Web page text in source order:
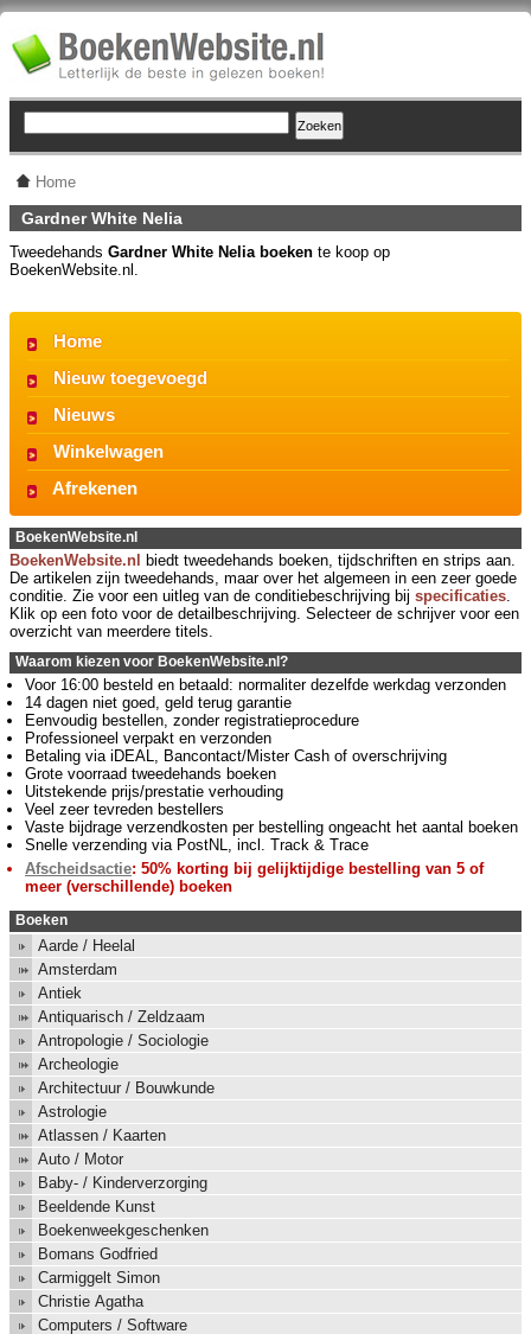
Home
Gardner White Nelia
Tweedehands Gardner White Nelia boeken te koop op
BoekenWebsite.nl.
Home
Nieuw toegevoegd
Nieuws
Winkelwagen
Afrekenen
BoekenWebsite.nl
BoekenWebsite.nl
biedt tweedehands boeken, tijdschriften en strips aan.
De artikelen zijn tweedehands, maar over het algemeen in een zeer goede
conditie. Zie voor een uitleg van de conditiebeschrijving bij specificaties.
Klik op een foto voor de detailbeschrijving. Selecteer de schrijver voor een
overzicht van meerdere titels.
Waarom kiezen voor BoekenWebsite.nl?
Voor 16:00 besteld en betaald: normaliter dezelfde werkdag verzonden
14 dagen niet goed, geld terug garantie
Eenvoudig bestellen, zonder registratieprocedure
Professioneel verpakt en verzonden
Betaling via iDEAL, Bancontact/Mister Cash of overschrijving
Grote voorraad tweedehands boeken
Uitstekende prijs/prestatie verhouding
Veel zeer tevreden bestellers
Vaste bijdrage verzendkosten per bestelling ongeacht het aantal boeken
Snelle verzending via PostNL, incl. Track & Trace
Afscheidsactie: 50% korting bij gelijktijdige bestelling van 5 of
meer (verschillende) boeken
Boeken
Aarde / Heelal
Amsterdam
Antiek
Antiquarisch / Zeldzaam
Antropologie / Sociologie
Archeologie
Architectuur / Bouwkunde
Astrologie
Atlassen / Kaarten
Auto / Motor
Baby- / Kinderverzorging
Beeldende Kunst
Boekenweekgeschenken
Bomans Godfried
Carmiggelt Simon
Christie Agatha
Computers / Software